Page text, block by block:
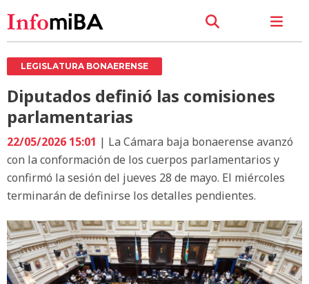
LEGISLATURA BONAERENSE
Diputados definió las comisiones
parlamentarias
22/05/2026 15:01 | La Cámara baja bonaerense avanzó
con la conformación de los cuerpos parlamentarios y
confirmó la sesión del jueves 28 de mayo. El miércoles
terminarán de definirse los detalles pendientes.